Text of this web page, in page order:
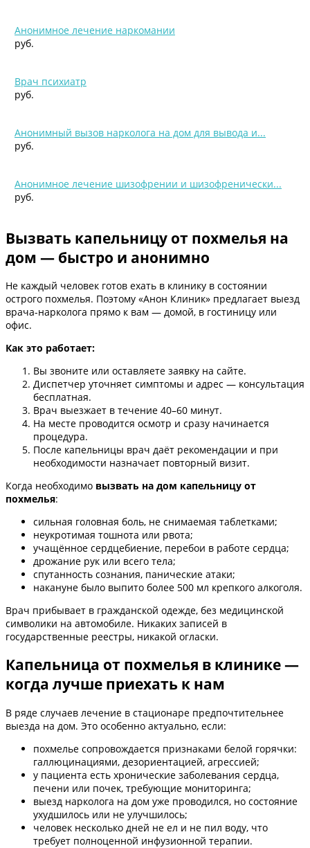
Анонимное лечение наркомании
руб.
Врач психиатр
руб.
Анонимный вызов нарколога на дом для вывода и...
руб.
Анонимное лечение шизофрении и шизофренически...
руб.
Вызвать капельницу от похмелья на
дом — быстро и анонимно
Не каждый человек готов ехать в клинику в состоянии
острого похмелья. Поэтому «Анон Клиник» предлагает выезд
врача-нарколога прямо к вам — домой, в гостиницу или
офис.
Как это работает:
Вы звоните или оставляете заявку на сайте.
Диспетчер уточняет симптомы и адрес — консультация
бесплатная.
Врач выезжает в течение 40–60 минут.
На месте проводится осмотр и сразу начинается
процедура.
После капельницы врач даёт рекомендации и при
необходимости назначает повторный визит.
Когда необходимо вызвать на дом капельницу от
похмелья:
сильная головная боль, не снимаемая таблетками;
неукротимая тошнота или рвота;
учащённое сердцебиение, перебои в работе сердца;
дрожание рук или всего тела;
спутанность сознания, панические атаки;
накануне было выпито более 500 мл крепкого алкоголя.
Врач прибывает в гражданской одежде, без медицинской
символики на автомобиле. Никаких записей в
государственные реестры, никакой огласки.
Капельница от похмелья в клинике —
когда лучше приехать к нам
В ряде случаев лечение в стационаре предпочтительнее
выезда на дом. Это особенно актуально, если:
похмелье сопровождается признаками белой горячки:
галлюцинациями, дезориентацией, агрессией;
у пациента есть хронические заболевания сердца,
печени или почек, требующие мониторинга;
выезд нарколога на дом уже проводился, но состояние
ухудшилось или не улучшилось;
человек несколько дней не ел и не пил воду, что
требует полноценной инфузионной терапии.